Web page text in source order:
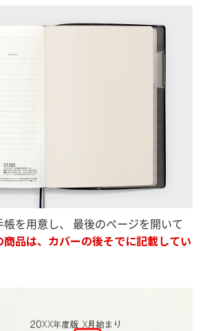
を用意し、
最後のページを開いて
品は、カバーの後そでに記載してい